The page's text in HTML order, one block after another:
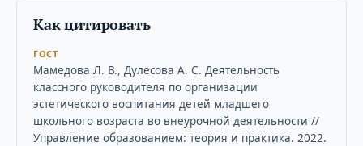
Как цитировать
ГОСТ
Мамедова Л. В., Дулесова А. С. Деятельность
классного руководителя по организации
эстетического воспитания детей младшего
школьного возраста во внеурочной деятельности //
Управление образованием: теория и практика. 2022.